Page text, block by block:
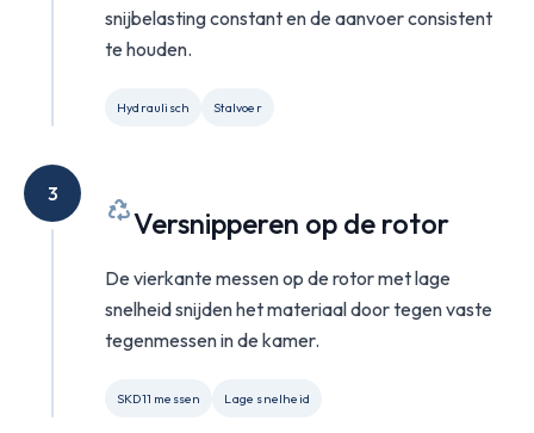
snijbelasting constant en de aanvoer consistent
te houden.
Hydraulisch Stalvoer
3
Versnipperen op de rotor
De vierkante messen op de rotor met lage
snelheid snijden het materiaal door tegen vaste
tegenmessen in de kamer.
SKD11 messen Lage snelheid